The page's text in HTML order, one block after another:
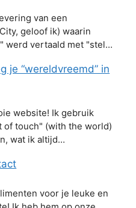
van een
geloof ik) waarin
werd vertaald met "stel…
je “wereldvreemd” in
website! Ik gebruik
of touch" (with the world)
wat ik altijd…
voor je leuke en